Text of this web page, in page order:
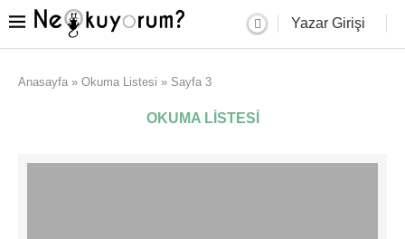
Yazar Girişi
Anasayfa » Okuma Listesi » Sayfa 3
OKUMA LISTESI